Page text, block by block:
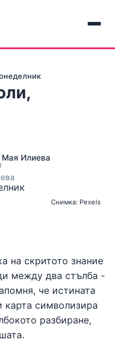
Мая Илиева
Снимка: Pexels
на скритото знание
между два стълба -
че истината
карта символизира
разбиране,